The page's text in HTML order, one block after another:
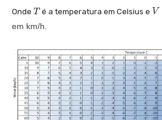
c
}
1
3,
1
2
+
Onde T
T é a temperatura em Celsius e V
V
em km/h.